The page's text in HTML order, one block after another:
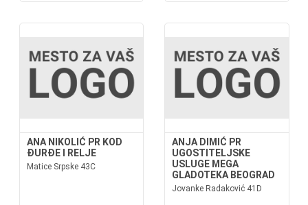
ANA NIKOLIĆ PR KOD
ĐURĐE I RELJE
Matice Srpske 43C
ANJA DIMIĆ PR
UGOSTITELJSKE
USLUGE MEGA
GLADOTEKA BEOGRAD
Jovanke Radaković 41D